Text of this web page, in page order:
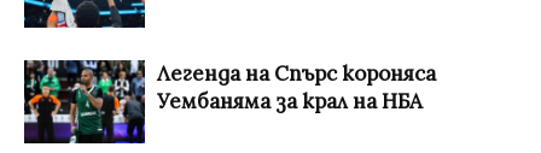
Легенда на Спърс короняса
Уембаняма за крал на НБА